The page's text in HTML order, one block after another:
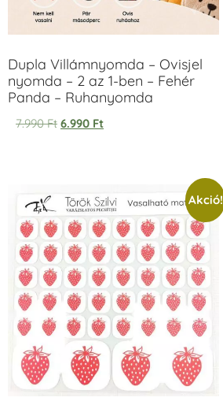
Dupla Villámnyomda – Ovisjel
nyomda – 2 az 1-ben – Fehér
Panda – Ruhanyomda
7.990Ft 6.990 Ft
Akció!